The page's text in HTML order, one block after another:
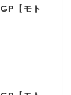
【モト